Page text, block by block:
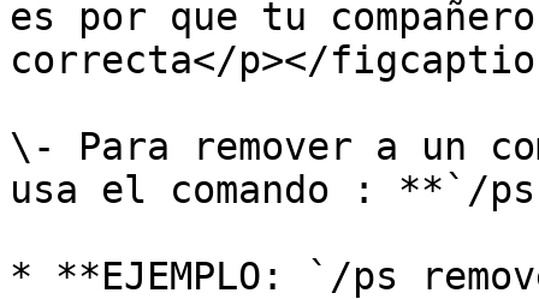
es por que tu
correcta</p></
\- Para remover a un
usa el comando : **`/
* **EJEMPLO: `/ps